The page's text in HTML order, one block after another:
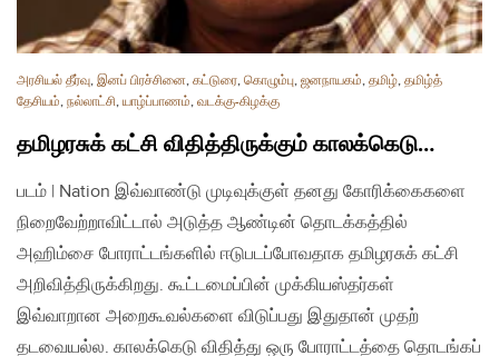
அரசியல் தீர்வு, இனப் பிரச்சினை, கட்டுரை, கொழும்பு, ஜனநாயகம், தமிழ், தமிழ்த்
தேசியம், நல்லாட்சி, யாழ்ப்பாணம், வடக்கு-கிழக்கு
தமிழரசுக் கட்சி விதித்திருக்கும் காலக்கெடு…
படம் | Nation இவ்வாண்டு முடிவுக்குள் தனது கோரிக்கைகளை
நிறைவேற்றாவிட்டால் அடுத்த ஆண்டின் தொடக்கத்தில்
அஹிம்சை போராட்டங்களில் ஈடுபடப்போவதாக தமிழரசுக் கட்சி
அறிவித்திருக்கிறது. கூட்டமைப்பின் முக்கியஸ்தர்கள்
இவ்வாறான அறைகூவல்களை விடுப்பது இதுதான் முதற்
தடவையல்ல. காலக்கெடு விதித்து ஒரு போராட்டத்தை தொடங்கப்